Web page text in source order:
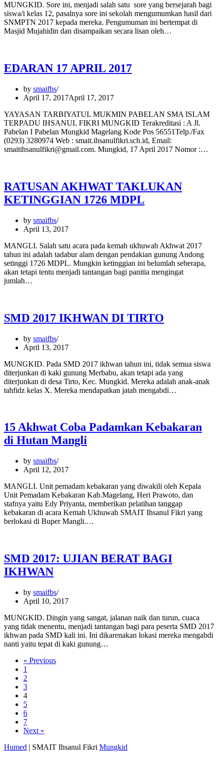
MUNGKID. Sore ini, menjadi salah satu sore yang bersejarah bagi
siswa/i kelas 12, pasalnya sore ini sekolah mengumumkan hasil dari
SNMPTN 2017 kepada mereka. Pengumuman ini bertempat di
Masjid Mujahidin dan disampaikan secara lisan oleh…
EDARAN 17 APRIL 2017
by smaifbs
April 17, 2017April 17, 2017
YAYASAN TARBIYATUL MUKMIN PABELAN SMA ISLAM
TERPADU IHSANUL FIKRI MUNGKID Terakreditasi : A Jl.
Pabelan I Pabelan Mungkid Magelang Kode Pos 56551Telp./Fax
(0293) 3280974 Web : smait.ihsanulfikri.sch.id, Email:
smaitihsanulfikri@gmail.com. Mungkid, 17 April 2017 Nomor :…
RATUSAN AKHWAT TAKLUKAN
KETINGGIAN 1726 MDPL
by smaifbs
April 13, 2017
MANGLI. Salah satu acara pada kemah ukhuwah Akhwat 2017
tahun ini adalah tadabur alam dengan pendakian gunung Andong
setinggi 1726 MDPL. Mungkin ketinggian ini belumlah seberapa,
akan tetapi tentu menjadi tantangan bagi panitia mengingat
jumlah…
SMD 2017 IKHWAN DI TIRTO
by smaifbs
April 13, 2017
MUNGKID. Pada SMD 2017 ikhwan tahun ini, tidak semua siswa
diterjunkan di kaki gunung Merbabu, akan tetapi ada yang
diterjunkan di desa Tirto, Kec. Mungkid. Mereka adalah anak-anak
tahfidz kelas X. Mereka mendapatkan jatah mengabdi…
15 Akhwat Coba Padamkan Kebakaran
di Hutan Mangli
by smaifbs
April 12, 2017
MANGLI. Unit pemadam kebakaran yang diwakili oleh Kepala
Unit Pemadam Kebakaran Kab.Magelang, Heri Prawoto, dan
stafnya yaitu Edy Priyanta, memberikan pelatihan tanggap
kebakaran di acara Kemah Ukhuwah SMAIT Ihsanul Fikri yang
berlokasi di Buper Mangli.…
SMD 2017: UJIAN BERAT BAGI
IKHWAN
by smaifbs
April 10, 2017
MUNGKID. Dingin yang sangat, jalanan naik dan turun, cuaca
yang tidak menentu, menjadi tantangan bagi para peserta SMD 2017
ikhwan pada SMD kali ini. Ini dikarenakan lokasi mereka mengabdi
nanti yaitu tepat di kaki gunung…
« Previous
1
2
3
4
5
6
7
Next »
Humed | SMAIT Ihsanul Fikri Mungkid